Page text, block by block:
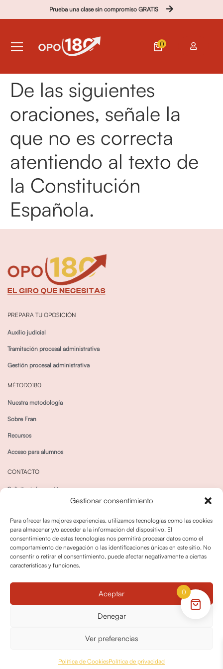
Gestionar consentimiento
Para ofrecer las mejores experiencias, utilizamos tecnologías como las cookies
para almacenar y/o acceder a la información del dispositivo. El
consentimiento de estas tecnologías nos permitirá procesar datos como el
comportamiento de navegación o las identificaciones únicas en este sitio. No
consentir o retirar el consentimiento, puede afectar negativamente a ciertas
características y funciones.
Aceptar
Denegar
Ver preferencias
Política de CookiesPolítica de privacidad
Prueba una clase sin compromiso GRATIS
0
De las siguientes
oraciones, señale la
que no es correcta
atentiendo al texto de
la Constitución
Española.
PREPARA TU OPOSICIÓN
Auxilio judicial
Tramitación procesal administrativa
Gestión procesal administrativa
MÉTODO180
Nuestra metodología
Sobre Fran
Recursos
Acceso para alumnos
CONTACTO
Solicitar información
Política de cookies
Política dedevoluciones y cancelaciones
© OPO180 2026 Todos los derechos reservados
0